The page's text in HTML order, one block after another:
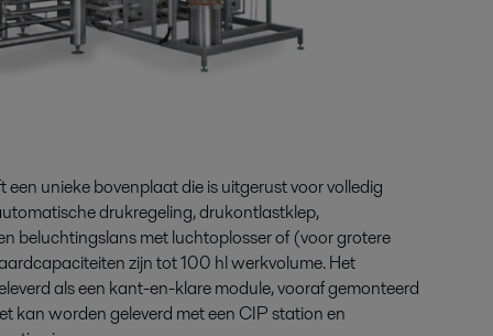
unieke bovenplaat die is uitgerust voor volledig
drukregeling, drukontlastklep,
beluchtingslans met luchtoplosser of (voor grotere
zijn tot 100 hl werkvolume. Het
als een kant-en-klare module, vooraf gemonteerd
kan worden geleverd met een CIPstation en